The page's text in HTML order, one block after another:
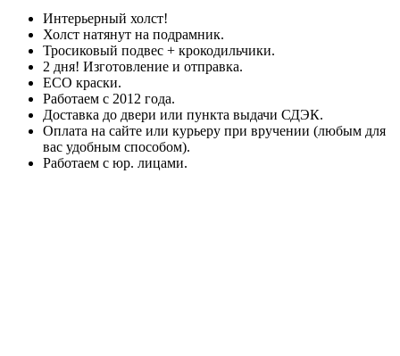
Интерьерный холст!
Холст натянут на подрамник.
Тросиковый подвес + крокодильчики.
2 дня! Изготовление и отправка.
ECO краски.
Работаем с 2012 года.
Доставка до двери или пункта выдачи СДЭК.
Оплата на сайте или курьеру при вручении (любым для
вас удобным способом).
Работаем с юр. лицами.